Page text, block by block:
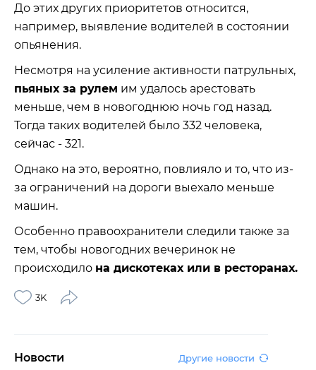
До этих других приоритетов относится,
например, выявление водителей в состоянии
опьянения.
Несмотря на усиление активности патрульных,
пьяных за рулем им удалось арестовать
меньше, чем в новогоднюю ночь год назад.
Тогда таких водителей было 332 человека,
сейчас - 321.
Однако на это, вероятно, повлияло и то, что из-
за ограничений на дороги выехало меньше
машин.
Особенно правоохранители следили также за
тем, чтобы новогодних вечеринок не
происходило на дискотеках или в ресторанах.
3K
Новости Другие новости